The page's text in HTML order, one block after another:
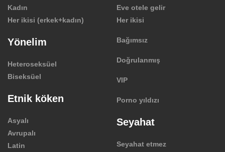
Kadın
Her ikisi (erkek+kadın)
Yönelim
Heteroseksüel
Biseksüel
Etnik köken
Asyalı
Avrupalı
Latin
Eve otele gelir
Her ikisi
Bağımsız
Doğrulanmış
VIP
Porno yıldızı
Seyahat
Seyahat etmez